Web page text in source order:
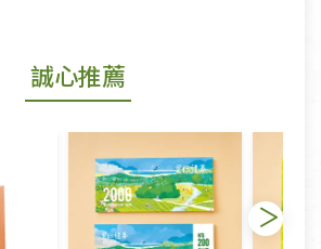
下列「不適用七天鑑賞期商品」情
以外，恕不接受退換貨.
供該商品七天免費鑑賞期(含例假
若商品未經使用或被汙損(除商品
申請退換貨。
誠心推薦